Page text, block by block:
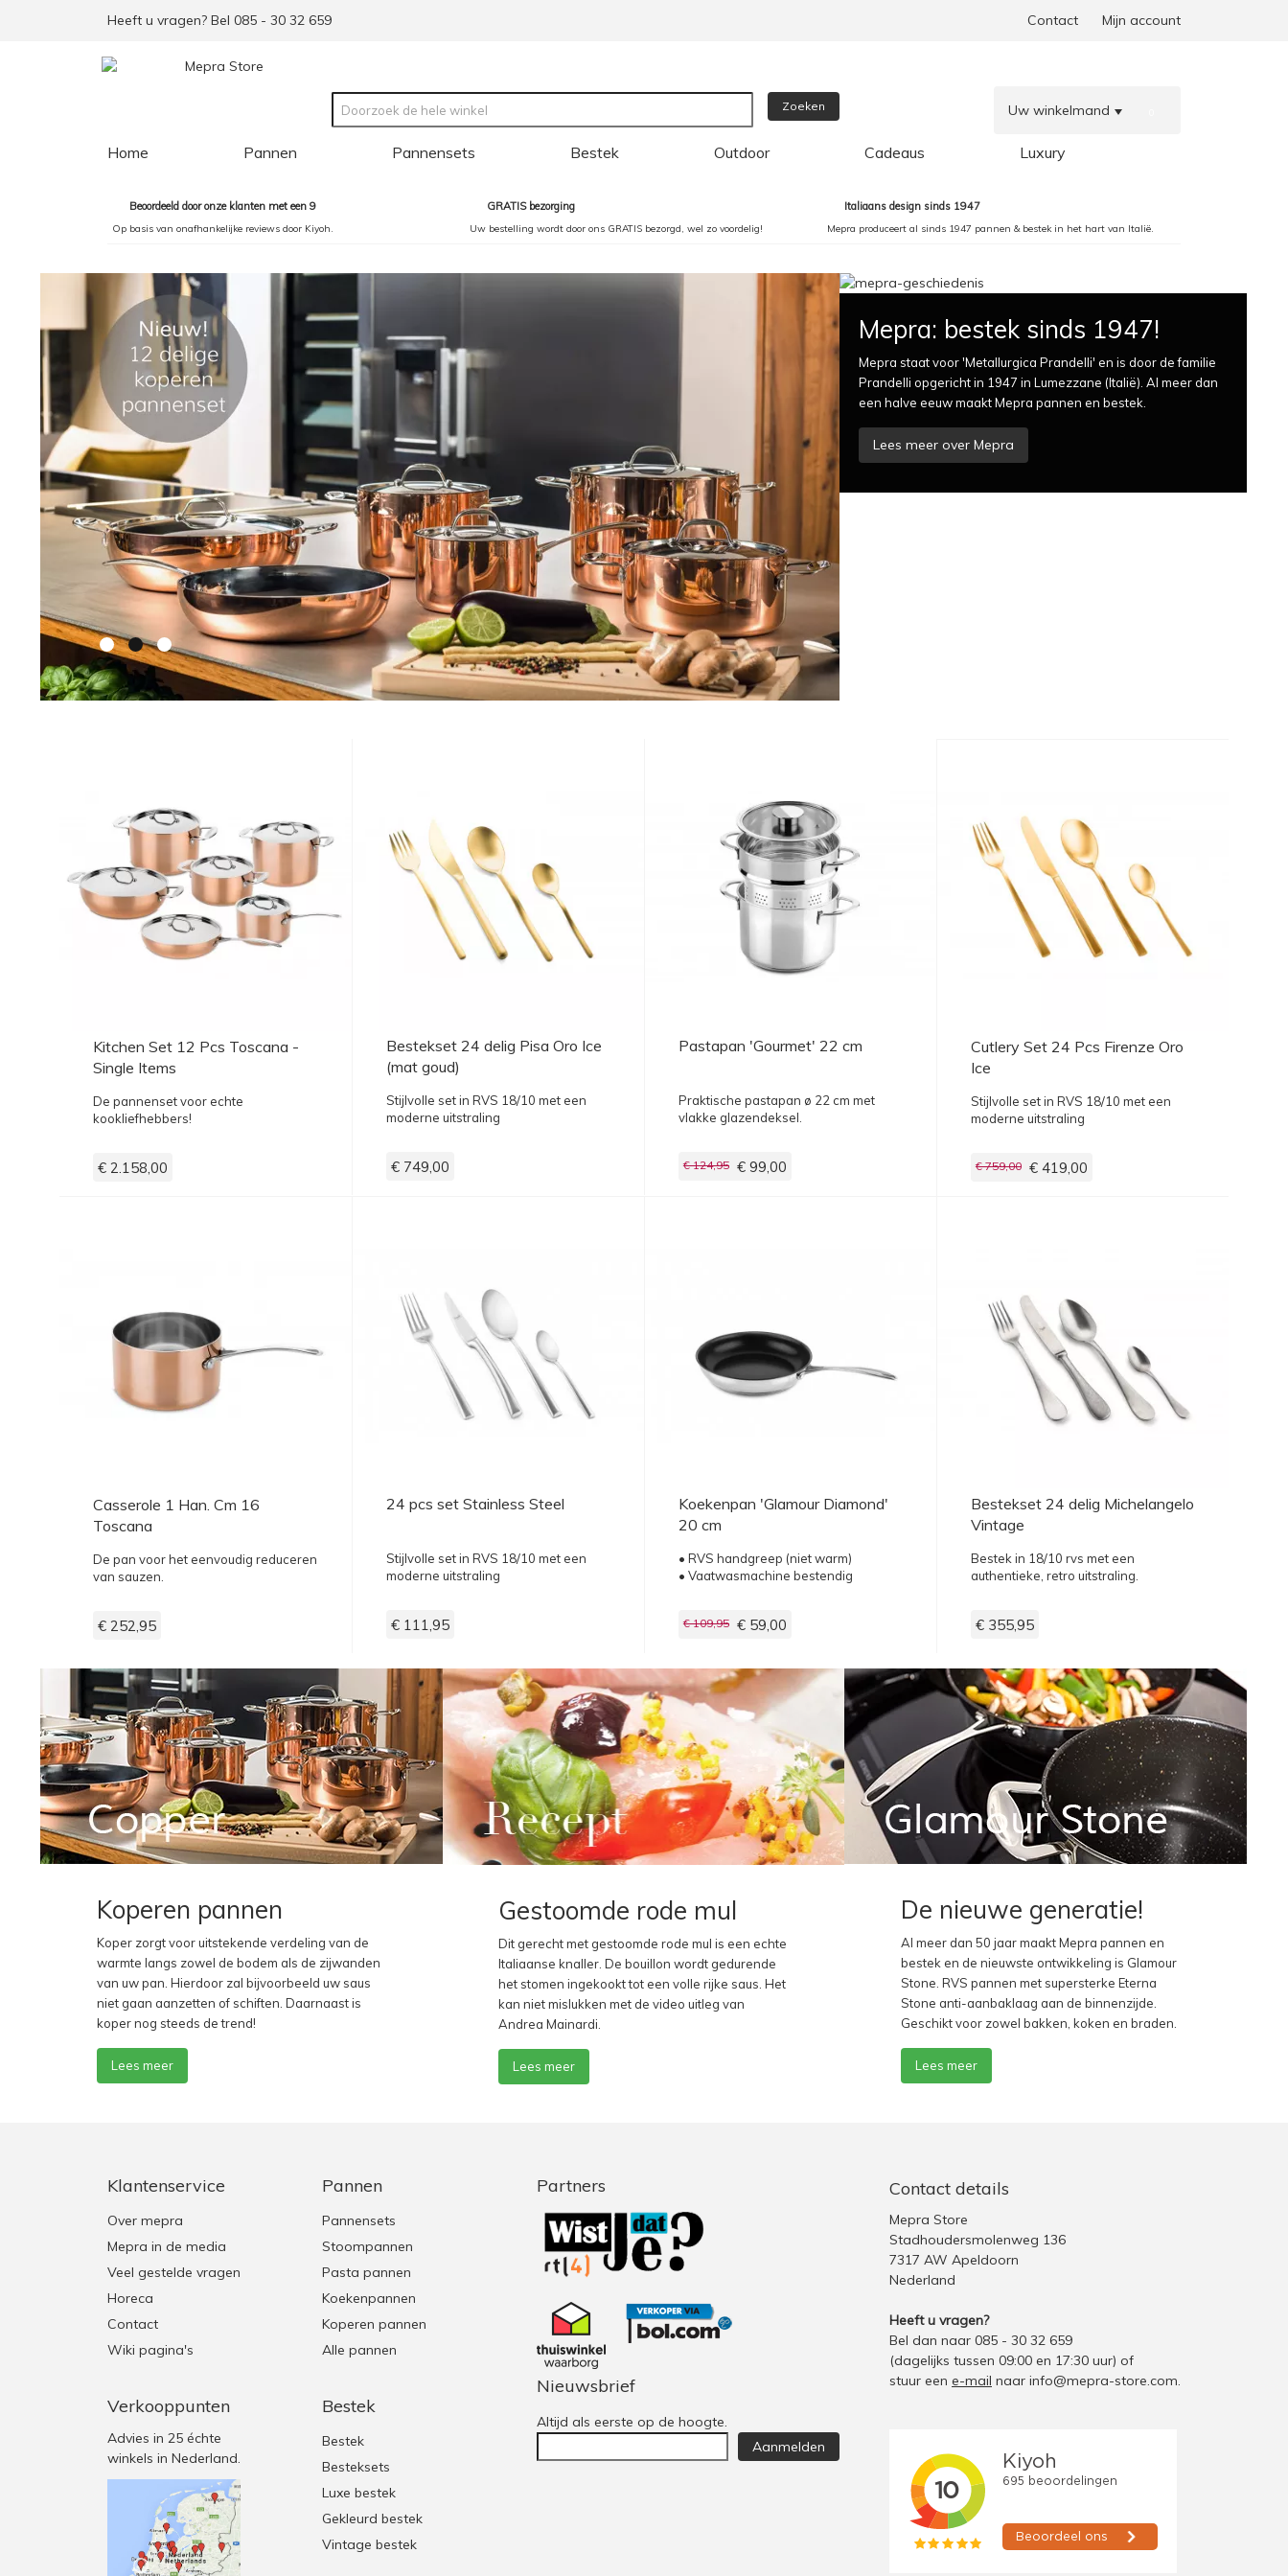
Heeft u vragen? Bel 085 - 30 32 659 Contact Mijn account
Zoeken Uw winkelmand
Home Pannen Pannensets Bestek Outdoor Cadeaus Luxury
Beoordeeld door onze klanten met een 9
Op basis van onafhankelijke reviews door Kiyoh.
GRATIS bezorging
Uw bestelling wordt door ons GRATIS bezorgd, wel zo voordelig!
Italiaans design sinds 1947
Mepra produceert al sinds 1947 pannen & bestek in het hart van Italië.
Mepra: bestek sinds 1947!
Mepra staat voor 'Metallurgica Prandelli' en is door de familie
Prandelli opgericht in 1947 in Lumezzane (Italië). Al meer dan
een halve eeuw maakt Mepra pannen en bestek.
Lees meer over Mepra
Kitchen Set 12 Pcs Toscana -
Single Items
De pannenset voor echte
kookliefhebbers!
€ 2.158,00
Bestekset 24 delig Pisa Oro Ice
(mat goud)
Stijlvolle set in RVS 18/10 met een
moderne uitstraling
€ 749,00
Pastapan 'Gourmet' 22 cm
Praktische pastapan ø 22 cm met
vlakke glazendeksel.
€ 124,95 € 99,00
Cutlery Set 24 Pcs Firenze Oro
Ice
Stijlvolle set in RVS 18/10 met een
moderne uitstraling
€ 759,00 € 419,00
Casserole 1 Han. Cm 16
Toscana
De pan voor het eenvoudig reduceren
van sauzen.
€ 252,95
24 pcs set Stainless Steel
Stijlvolle set in RVS 18/10 met een
moderne uitstraling
€ 111,95
Koekenpan 'Glamour Diamond'
20 cm
• RVS handgreep (niet warm)
• Vaatwasmachine bestendig
€ 109,95 € 59,00
Bestekset 24 delig Michelangelo
Vintage
Bestek in 18/10 rvs met een
authentieke, retro uitstraling.
€ 355,95
Koperen pannen
Koper zorgt voor uitstekende verdeling van de
warmte langs zowel de bodem als de zijwanden
van uw pan. Hierdoor zal bijvoorbeeld uw saus
niet gaan aanzetten of schiften. Daarnaast is
koper nog steeds de trend!
Lees meer
Gestoomde rode mul
Dit gerecht met gestoomde rode mul is een echte
Italiaanse knaller. De bouillon wordt gedurende
het stomen ingekookt tot een volle rijke saus. Het
kan niet mislukken met de video uitleg van
Andrea Mainardi.
Lees meer
De nieuwe generatie!
Al meer dan 50 jaar maakt Mepra pannen en
bestek en de nieuwste ontwikkeling is Glamour
Stone. RVS pannen met supersterke Eterna
Stone anti-aanbaklaag aan de binnenzijde.
Geschikt voor zowel bakken, koken en braden.
Lees meer
Contact details
Mepra Store
Stadhoudersmolenweg 136
7317 AW Apeldoorn
Nederland
Heeft u vragen?
Bel dan naar 085 - 30 32 659
(dagelijks tussen 09:00 en 17:30 uur) of
stuur een e-mail naar info@mepra-store.com.
Klantenservice
Over mepra
Mepra in de media
Veel gestelde vragen
Horeca
Contact
Wiki pagina's
Verkooppunten
Advies in 25 échte
winkels in Nederland.
Pannen
Pannensets
Stoompannen
Pasta pannen
Koekenpannen
Koperen pannen
Alle pannen
Bestek
Bestek
Besteksets
Luxe bestek
Gekleurd bestek
Vintage bestek
Partners
Nieuwsbrief
Altijd als eerste op de hoogte.
Aanmelden